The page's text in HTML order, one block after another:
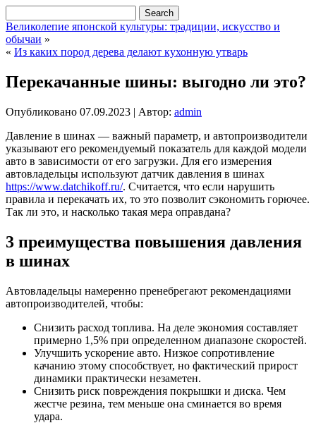
Великолепие японской культуры: традиции, искусство и
обычаи »
« Из каких пород дерева делают кухонную утварь
Перекачанные шины: выгодно ли это?
Опубликовано 07.09.2023 | Автор: admin
Давление в шинах ― важный параметр, и автопроизводители
указывают его рекомендуемый показатель для каждой модели
авто в зависимости от его загрузки. Для его измерения
автовладельцы используют датчик давления в шинах
https://www.datchikoff.ru/. Считается, что если нарушить
правила и перекачать их, то это позволит сэкономить горючее.
Так ли это, и насколько такая мера оправдана?
3 преимущества повышения давления
в шинах
Автовладельцы намеренно пренебрегают рекомендациями
автопроизводителей, чтобы:
Снизить расход топлива. На деле экономия составляет
примерно 1,5% при определенном диапазоне скоростей.
Улучшить ускорение авто. Низкое сопротивление
качанию этому способствует, но фактический прирост
динамики практически незаметен.
Снизить риск повреждения покрышки и диска. Чем
жестче резина, тем меньше она сминается во время
удара.